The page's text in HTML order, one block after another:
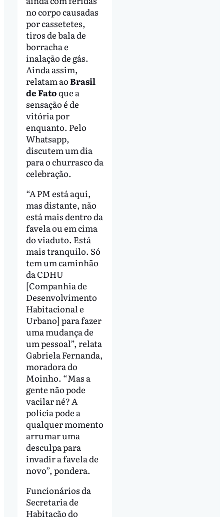
no corpo causadas
por cassetetes,
tiros de bala de
borracha e
inalação de gás.
Ainda assim,
relatam aoBrasil
de Fatoque a
sensação é de
vitória por
enquanto. Pelo
Whatsapp,
discutem um dia
para o churrasco da
celebração.
“A PM está aqui,
mas distante, não
está mais dentro da
favela ou em cima
do viaduto. Está
mais tranquilo. Só
tem um caminhão
da CDHU
[Companhia de
Desenvolvimento
Habitacional e
Urbano] para fazer
uma mudança de
um pessoal”, relata
Gabriela Fernanda,
moradora do
Moinho. “Mas a
gente não pode
vacilar né? A
polícia pode a
qualquer momento
arrumar uma
desculpa para
invadir a favela de
novo”, pondera.
Funcionários da
Secretaria de
Habitação do